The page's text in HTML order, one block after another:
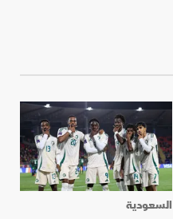
السعودية